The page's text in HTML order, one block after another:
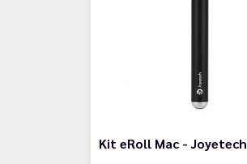
Kit eRoll Mac - Joyetech